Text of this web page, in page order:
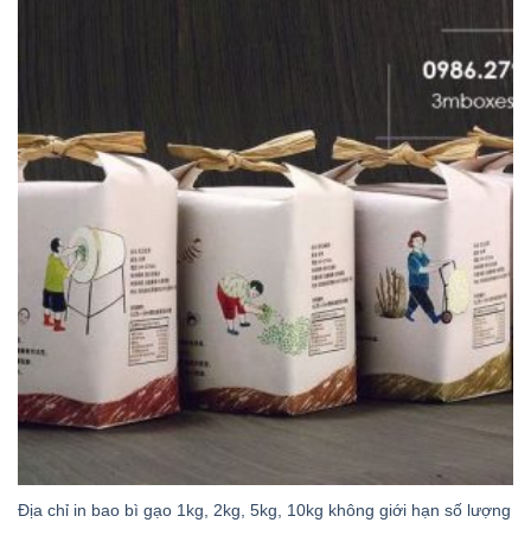
Địa chỉ in bao bì gạo 1kg, 2kg, 5kg, 10kg không giới hạn số lượng